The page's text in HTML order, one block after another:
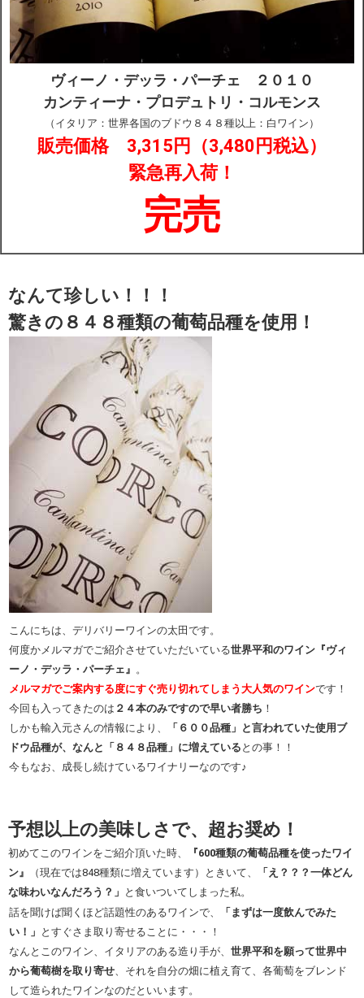
ヴィーノ・デッラ・パーチェ ２０１０
カンティーナ・プロデュトリ・コルモンス
（イタリア：世界各国のブドウ８４８種以上：白ワイン）
販売価格 3,315円（3,480円税込）
緊急再入荷！
完売
なんて珍しい！！！
驚きの８４８種類の葡萄品種を使用！
こんにちは、デリバリーワインの太田です。
何度かメルマガでご紹介させていただいている世界平和のワイン『ヴィ
ーノ・デッラ・パーチェ』 。
メルマガでご案内する度にすぐ売り切れてしまう大人気のワインです！
今回も入ってきたのは ２４本のみですので早い者勝ち ！
しかも輸入元さんの情報により、
「６００品種」と言われていた使用ブ
ドウ品種が、なんと「８４８品種」に増えている との事！！
今もなお、成長し続けているワイナリーなのです♪
予想以上の美味しさで、超お奨め！
初めてこのワインをご紹介頂いた時、
『600種類の葡萄品種を使ったワイ
ン』
（現在では848種類に増えています）ときいて、
「え？？？一体どん
な味わいなんだろう？」 と食いついてしまった私。
話を聞けば聞くほど話題性のあるワインで、
「まずは一度飲んでみた
い！」 とすぐさま取り寄せることに・・・！
なんとこのワイン、イタリアのある造り手が、 世界平和を願って世界中
から葡萄樹を取り寄せ、それを自分の畑に植え育て、各葡萄をブレンド
して造られたワインなのだといいます。